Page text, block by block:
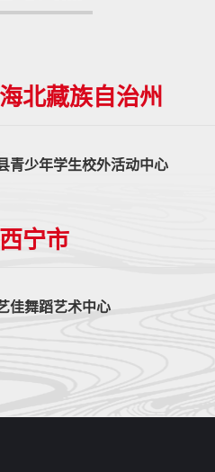
海北藏族自治州
青少年学生校外活动中心
西宁市
佳舞蹈艺术中心